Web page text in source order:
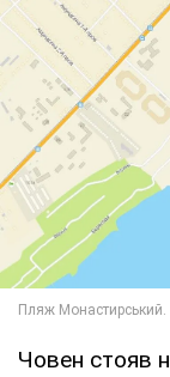
Човен стояв